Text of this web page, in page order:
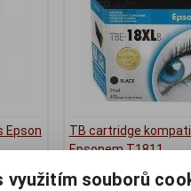
Epson
TB cartridge
Epsonem T1811
Termín dodání (dny):
využitím souborů